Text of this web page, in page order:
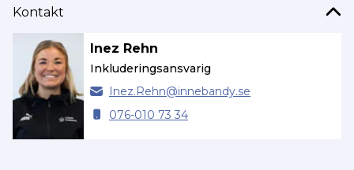
Kontakt
Inez Rehn
Inkluderingsansvarig
Inez.Rehn@innebandy.se
076-010 73 34